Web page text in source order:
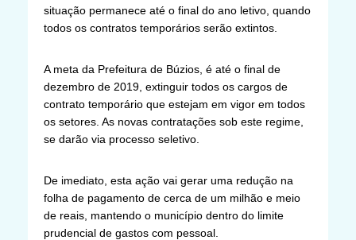
situação permanece até o final do ano letivo, quando
todos os contratos temporários serão extintos.
A meta da Prefeitura de Búzios, é até o final de
dezembro de 2019, extinguir todos os cargos de
contrato temporário que estejam em vigor em todos
os setores. As novas contratações sob este regime,
se darão via processo seletivo.
De imediato, esta ação vai gerar uma redução na
folha de pagamento de cerca de um milhão e meio
de reais, mantendo o município dentro do limite
prudencial de gastos com pessoal.